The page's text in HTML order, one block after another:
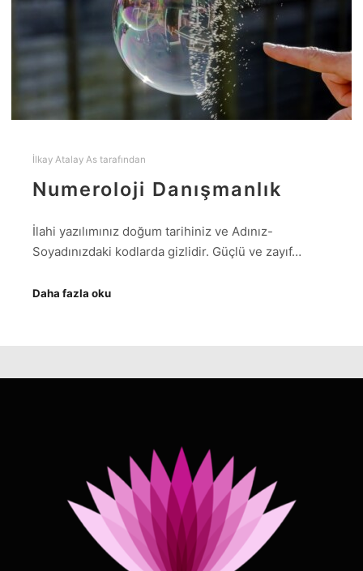
İlkay Atalay As tarafından
Numeroloji Danışmanlık
İlahi yazılımınız doğum tarihiniz ve Adınız-
Soyadınızdaki kodlarda gizlidir. Güçlü ve zayıf…
Daha fazla oku